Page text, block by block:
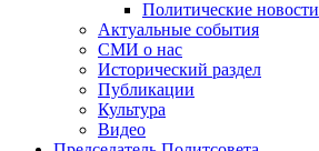
Политические новости
Актуальные события
СМИ о нас
Исторический раздел
Публикации
Культура
Видео